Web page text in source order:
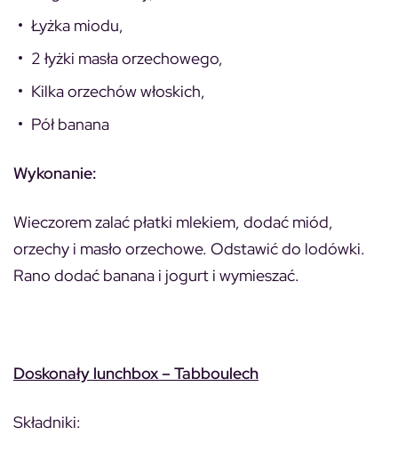
Łyżka miodu,
2 łyżki masła orzechowego,
Kilka orzechów włoskich,
Pół banana
Wykonanie:
Wieczorem zalać płatki mlekiem, dodać miód,
orzechy i masło orzechowe. Odstawić do lodówki.
Rano dodać banana i jogurt i wymieszać.
Doskonały lunchbox – Tabboulech
Składniki: